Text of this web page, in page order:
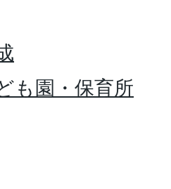
も園・保育所